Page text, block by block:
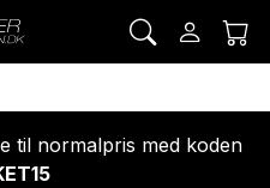
til normalpris med koden